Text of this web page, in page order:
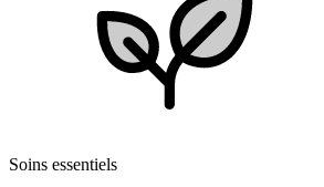
Soins essentiels